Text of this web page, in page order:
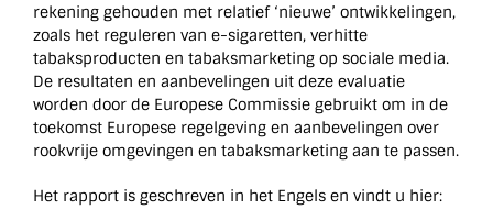
rekening gehouden met relatief ‘nieuwe’ ontwikkelingen,
zoals het reguleren van e-sigaretten, verhitte
tabaksproducten en tabaksmarketing op sociale media.
De resultaten en aanbevelingen uit deze evaluatie
worden door de Europese Commissie gebruikt om in de
toekomst Europese regelgeving en aanbevelingen over
rookvrije omgevingen en tabaksmarketing aan te passen.
Het rapport is geschreven in het Engels en vindt u hier: